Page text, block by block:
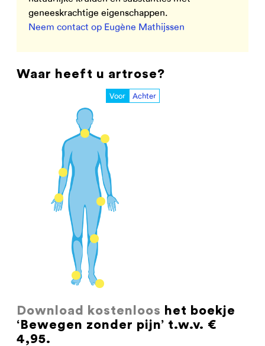
geneeskrachtige eigenschappen.
Neem contact op Eugène Mathijssen
Waar heeft u artrose?
Voor Achter
Download kostenloos het boekje
‘Bewegen zonder pijn’ t.w.v. €
4,95.